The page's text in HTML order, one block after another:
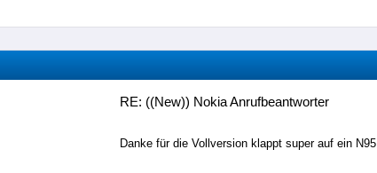
RE: ((New)) Nokia Anrufbeantworter
Danke für die Vollversion klappt super auf ein N95